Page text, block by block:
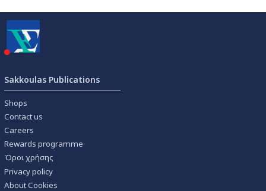
Sakkoulas Publications
Shops
Contact us
Careers
Rewards programme
Όροι χρήσης
Privacy policy
About Cookies